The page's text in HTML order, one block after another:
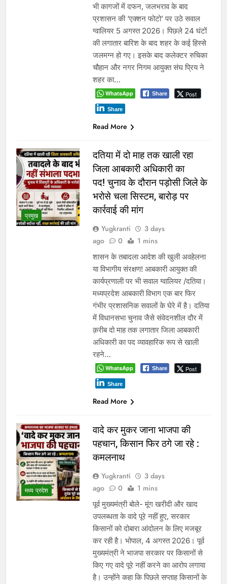
भी कागजों में दफन, जलभराव के बाद
प्रशासन की ‘एक्शन फोटो’ पर उठे सवाल
ग्वालियर 5 अगस्त 2026। पिछले 24 घंटों
की लगातार बारिश के बाद शहर के कई हिस्से
जलमग्न हो गए। इसके बाद कलेक्टर रुचिका
चौहान और नगर निगम आयुक्त संघ प्रिय ने
शहर का…
WhatsApp Share Post
Share
Read More
प्रमुख
दतिया में दो माह तक खाली रहा
जिला आबकारी अधिकारी का
पद! चुनाव के दौरान पड़ोसी जिले के
भरोसे चला सिस्टम, बारोड़ पर
कार्रवाई की मांग
Yugkranti
3 days
ago
0 1 mins
शासन के तबादला आदेश की खुली अवहेलना
या विभागीय संरक्षण! आबकारी आयुक्त की
कार्यप्रणाली पर भी सवाल ग्वालियर /दतिया।
मध्यप्रदेश आबकारी विभाग एक बार फिर
गंभीर प्रशासनिक सवालों के घेरे में है। दतिया
में विधानसभा चुनाव जैसे संवेदनशील दौर में
क़रीब दो माह तक लगातार जिला आबकारी
अधिकारी का पद व्यावहारिक रूप से खाली
रहने…
WhatsApp Share Post
Share
Read More
मध्य प्रदेश
वादे कर मुकर जाना भाजपा की
पहचान, किसान फिर ठगे जा रहे :
कमलनाथ
Yugkranti
3 days
ago
0 1 mins
पूर्व मुख्यमंत्री बोले- मूंग खरीदी और खाद
उपलब्धता के वादे पूरे नहीं हुए, सरकार
किसानों को दोबारा आंदोलन के लिए मजबूर
कर रही है। भोपाल, 4 अगस्त 2026। पूर्व
मुख्यमंत्री ने भाजपा सरकार पर किसानों से
किए गए वादे पूरे नहीं करने का आरोप लगाया
है। उन्होंने कहा कि पिछले सप्ताह किसानों के